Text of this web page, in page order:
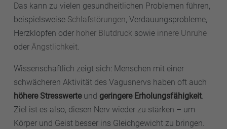
Das kann zu vielen gesundheitlichen Problemen führen,
beispielsweise Schlafstörungen, Verdauungsprobleme,
Herzklopfen oder hoher Blutdruck sowie innere Unruhe
oder Ängstlichkeit.
Wissenschaftlich zeigt sich: Menschen mit einer
schwächeren Aktivität des Vagusnervs haben oft auch
höhere Stresswerteund geringere Erholungsfähigkeit.
Ziel ist es also, diesen Nerv wieder zu stärken – um
Körper und Geist besser ins Gleichgewicht zu bringen.